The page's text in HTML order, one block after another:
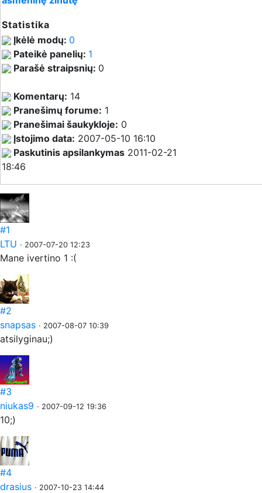
Statistika
Įkėlė modų: 0
Pateikė panelių: 1
Parašė straipsnių: 0
Komentarų: 14
Pranešimų forume: 1
Pranešimai šaukykloje: 0
Įstojimo data: 2007-05-10 16:10
Paskutinis apsilankymas 2011-02-21
18:46
#1
LTU · 2007-07-20 12:23
Mane ivertino 1 :(
#2
snapsas · 2007-08-07 10:39
atsilyginau;)
#3
niukas9 · 2007-09-12 19:36
10;)
#4
drasius · 2007-10-23 14:44